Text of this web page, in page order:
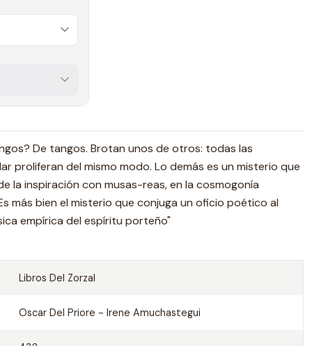
De tangos. Brotan unos de otros: todas las
proliferan del mismo modo. Lo demás es un misterio que
la inspiración con musas-reas, en la cosmogonía
más bien el misterio que conjuga un oficio poético al
empírica del espíritu porteño"
Libros Del Zorzal
Oscar Del Priore - Irene Amuchastegui